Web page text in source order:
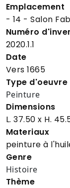
Emplacement
- 14 - Salon
Numéro
2020.1.1
Date
Vers 1665
Type d'oeuvre
Peinture
Dimensions
L. 37.50x H.
Materiaux
peinture à
Genre
Histoire
Thème